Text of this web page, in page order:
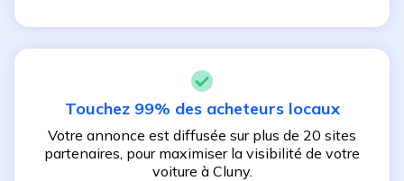
Touchez 99% des acheteurs locaux
Votre annonce est diffusée sur plus de 20 sites
partenaires, pour maximiser la visibilité de votre
voiture à Cluny.